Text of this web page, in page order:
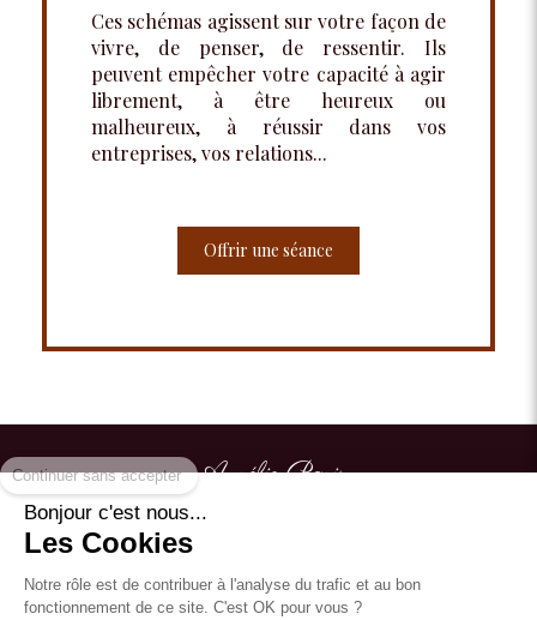
Ces schémas agissent sur votre façon de
vivre, de penser, de ressentir. Ils
peuvent empêcher votre capacité à agir
librement, à être heureux ou
malheureux, à réussir dans vos
entreprises, vos relations...
Offrir une séance
Aurélie Paris
DuLundiau
Le
Bonjour c'est nous...
Les Cookies
Notre rôle est de contribuer à l'analyse du trafic et au bon
fonctionnement de ce site. C'est OK pour vous ?